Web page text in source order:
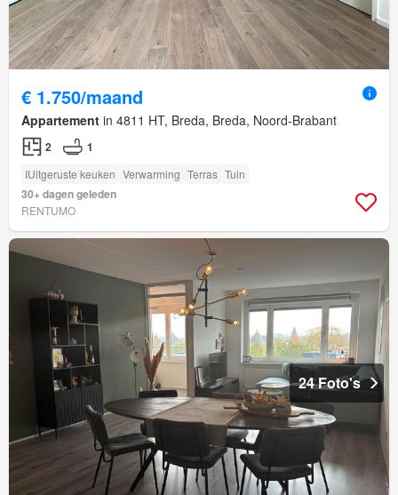
€ 1.750/maand
Appartement in 4811 HT, Breda, Breda, Noord-Brabant
2 1
IUitgeruste keuken Verwarming Terras Tuin
30+ dagen geleden
RENTUMO
24 Foto's